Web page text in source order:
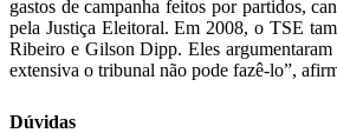
gastos de campanha feitos por partidos,
pela Justiça Eleitoral. Em 2008, o TSE
Ribeiro e Gilson Dipp. Eles argumentaram
extensiva o tribunal não pode fazê-lo”,
Dúvidas